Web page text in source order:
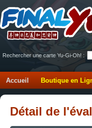
Rechercher une carte Yu-Gi-Oh! :
Accueil Boutique en
Détail de